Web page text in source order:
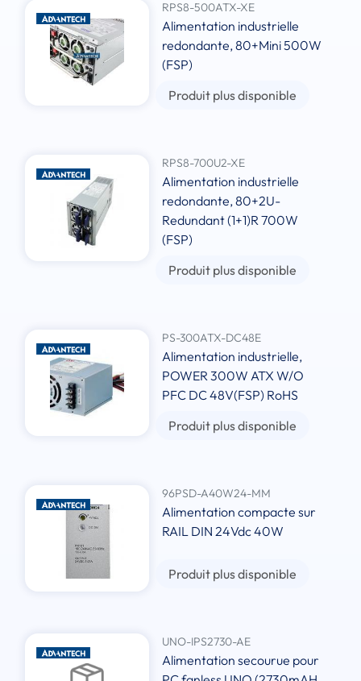
RPS8-500ATX-XE
Alimentation industrielle
redondante, 80+Mini 500W
(FSP)
Produit plus disponible
RPS8-700U2-XE
Alimentation industrielle
redondante, 80+2U-
Redundant (1+1)R 700W
(FSP)
Produit plus disponible
PS-300ATX-DC48E
Alimentation industrielle,
POWER 300W ATX W/O
PFC DC 48V(FSP) RoHS
Produit plus disponible
96PSD-A40W24-MM
Alimentation compacte sur
RAIL DIN 24Vdc 40W
Produit plus disponible
UNO-IPS2730-AE
Alimentation secourue pour